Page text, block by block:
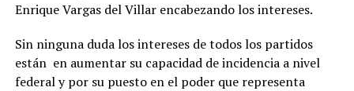
Enrique Vargas del Villar encabezando los intereses.
Sin ninguna duda los intereses de todos los partidos
están en aumentar su capacidad de incidencia a nivel
federal y por su puesto en el poder que representa